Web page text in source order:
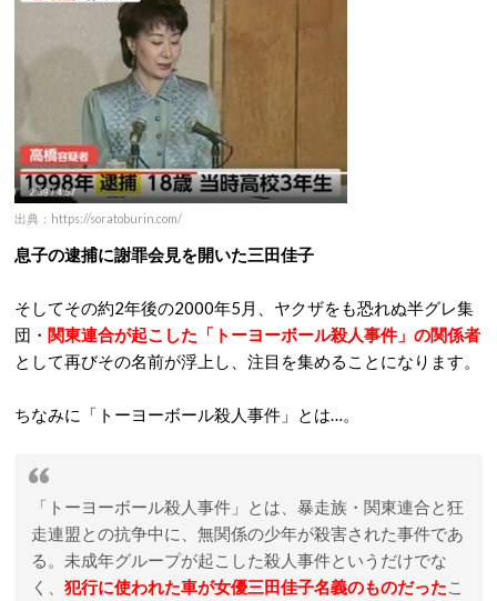
出典：https://soratoburin.com/
息子の逮捕に謝罪会見を開いた三田佳子
そしてその約2年後の2000年5月、ヤクザをも恐れぬ半グレ集
団・ 関東連合が起こした「トーヨーボール殺人事件」の関係者
として再びその名前が浮上し、注目を集めることになります。
ちなみに「トーヨーボール殺人事件」とは…。
「トーヨーボール殺人事件」とは、暴走族・関東連合と狂
走連盟との抗争中に、無関係の少年が殺害された事件であ
る。未成年グループが起こした殺人事件というだけでな
く、 犯行に使われた車が女優三田佳子名義のものだったこ